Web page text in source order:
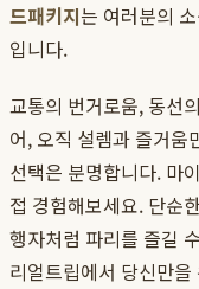
드패키지는 여러분의
입니다.
교통의 번거로움, 동선
어, 오직 설렘과 즐거움
선택은 분명합니다. 마
접 경험해보세요. 단순
행자처럼 파리를 즐길
리얼트립에서 당신만